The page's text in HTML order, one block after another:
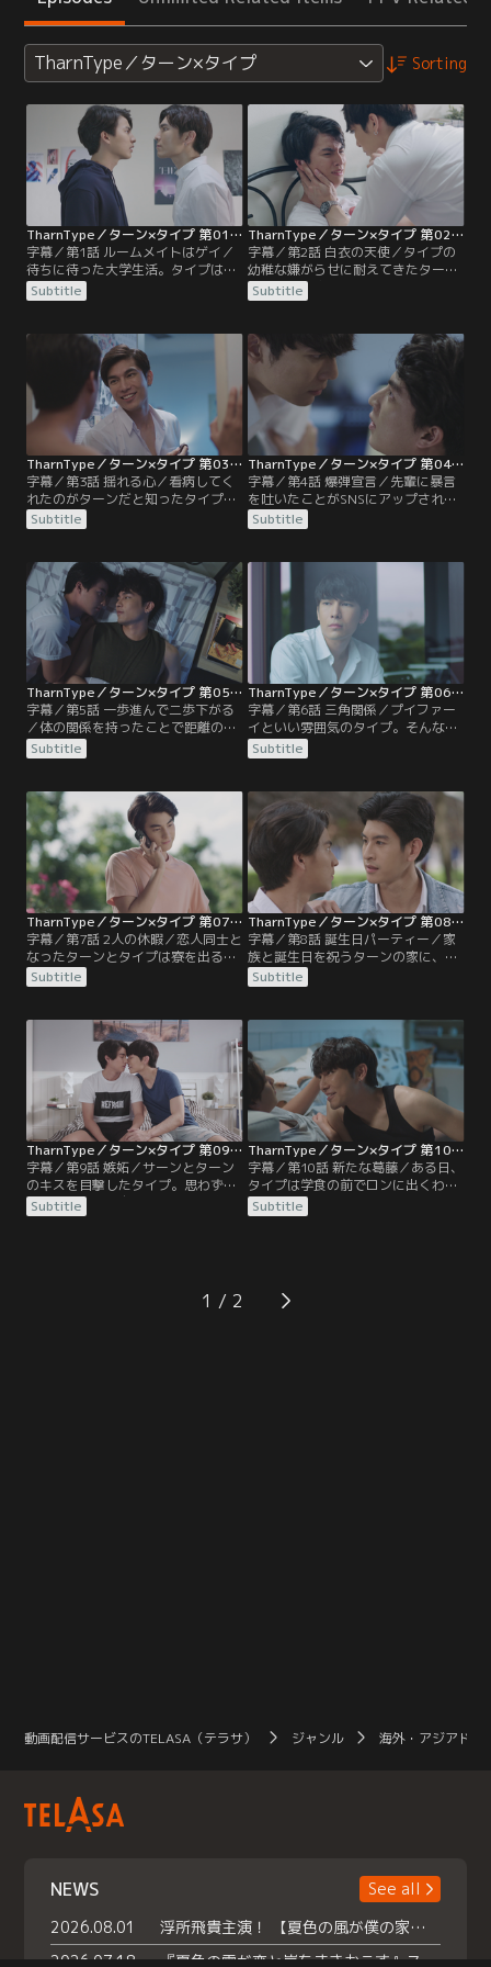
TharnType／ターン×タイプ Sorting
TharnType／ターン×タイプ 第01話／字幕
字幕／第1話 ルームメイトはゲイ／
待ちに待った大学生活。タイプは友
人たちに囲まれ充実した毎日を送っ
ていた。父親に強制的に寮に入れら
イケメンのターン。女子たちとの新
しい出会いにも期待に胸がふくら
む。そんな浮かれ気分もつかの間、
親友のテクノーからターンがゲイだ
と聞かされ…。
Subtitle
TharnType／ターン×タイプ 第02話／字幕
字幕／第2話 白衣の天使／タイプの
幼稚な嫌がらせに耐えてきたターン
は、酔って寝入ったタイプに強烈な
仕返しをする。翌朝タイプは、ター
飛び起きる。ターンへの怒りが増す
中、思わず吐いた暴言にカッとなっ
たターンに組み敷かれたタイプは、
昔の嫌な記憶にうなされ体調を崩し
てしまう。
Subtitle
TharnType／ターン×タイプ 第03話／字幕
字幕／第3話 揺れる心／看病してく
れたのがターンだと知ったタイプ
は、ターンの優しさに触れ気持ちに
変化が。相変わらず悪態をつきなが
しまう。そんなある日、大学から戻
ったターンは部屋にいたタイプに積
極的に迫る。最初は拒んでいたタイ
プだったが、ターンに身を任せてし
まい…。
Subtitle
TharnType／ターン×タイプ 第04話／字幕
字幕／第4話 爆弾宣言／先輩に暴言
を吐いたことがSNSにアップされタ
イプは窮地に立たされる。自暴自棄
になったタイプを心配するターンは
し、先輩の元に向かいある行動で悪
い噂を一掃させる。ターンに借りを
作りたくないタイプ。ターンの望み
を叶えようととんでもない決断をす
Subtitle
TharnType／ターン×タイプ 第05話／字幕
字幕／第5話 一歩進んで二歩下がる
／体の関係を持ったことで距離の縮
まった2人。ターンはバイト先のバ
ーにタイプを連れていき酒の勢いを
いと告白。しかし、タイプとの感情
の違いに気づき肩を落とす。一方、
チャンプの高校の同級生プイファー
イは一目ぼれしたタイプにアタック
しようとするが…。
Subtitle
TharnType／ターン×タイプ 第06話／字幕
字幕／第6話 三角関係／プイファー
イといい雰囲気のタイプ。そんなこ
ととは夢にも思わないターンは、偶
然テクノーからタイプが女を落とす
露わにして詰め寄るターンに対し
て、タイプは2人の関係を続ける“10
のルール”を送りつけ、さらにプイ
ファーイとの約束を優先してしま
う。
Subtitle
TharnType／ターン×タイプ 第07話／字幕
字幕／第7話 2人の休暇／恋人同士と
なったターンとタイプは寮を出るこ
とに。クルイたちに別れを告げ引っ
越しの荷物整理をする。そして、タ
島へ帰省する。故郷の海と平穏な雰
囲気を満喫する中、友人コムと行っ
たフルムーンパーティーでリゾート
の外国人客とトラブルを起こす
が…。
Subtitle
TharnType／ターン×タイプ 第08話／字幕
字幕／第8話 誕生日パーティー／家
族と誕生日を祝うターンの家に、ト
ーンの親友でターンの初体験の相手
サーンがやって来る。その頃、ノー
真でサーンの存在に気づき動揺す
る。その後、テクノーの提案でター
ンの誕生日をレストランで祝うこと
に。しかし、奇しくもサーンが同席
することになってしまい…。
Subtitle
TharnType／ターン×タイプ 第09話／字幕
字幕／第9話 嫉妬／サーンとターン
のキスを目撃したタイプ。思わずサ
ーンにターンは自分のものだと宣言
する。2人の関係を隠すことでター
分のファンの女の子と仲良く話すタ
イプの行動に思わず嫉妬したターン
Subtitle
TharnType／ターン×タイプ 第10話／字幕
字幕／第10話 新たな葛藤／ある日、
タイプは学食の前でロンに出くわし
昼食代の見返りにターンの情報を教
えるという取り引きを持ちかけられ
はざわつく。一方、カフェで歌を作
っていたターンはターから声を掛け
Subtitle
1
動画配信サービスのTELASA（テラサ） ジャンル 海外・アジアドラ
NEWS
See all
2026.08.01
浮所飛貴主演！ 【夏色の風が僕の家にやってきた】 本日よりテラサで独占配信スタート！
2026.07.18
『夏色の雲が恋と嵐をまきおこす』スペシャルメイキング 【Part1】2026年７月18日（土）23時30分～配信スタート！話題のシーンの裏側を大公開！豪華キャスト大集合！ 『武宮家 真夏の家族会議』開催！